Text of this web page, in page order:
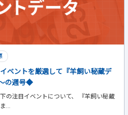
ベントを厳選して『羊飼い秘蔵デ
の週号◆
の注目イベントについて、 『羊飼い秘蔵
...